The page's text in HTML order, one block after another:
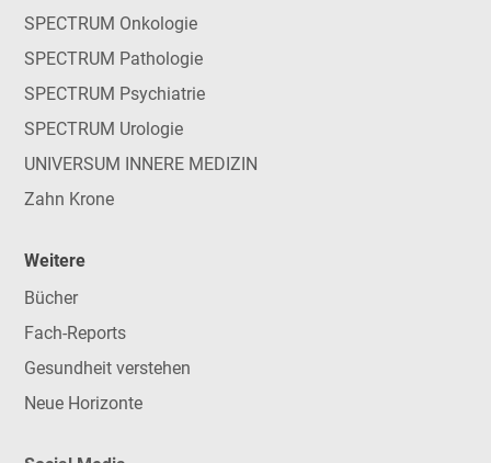
SPECTRUM Onkologie
SPECTRUM Pathologie
SPECTRUM Psychiatrie
SPECTRUM Urologie
UNIVERSUM INNERE MEDIZIN
Zahn Krone
Weitere
Bücher
Fach-Reports
Gesundheit verstehen
Neue Horizonte